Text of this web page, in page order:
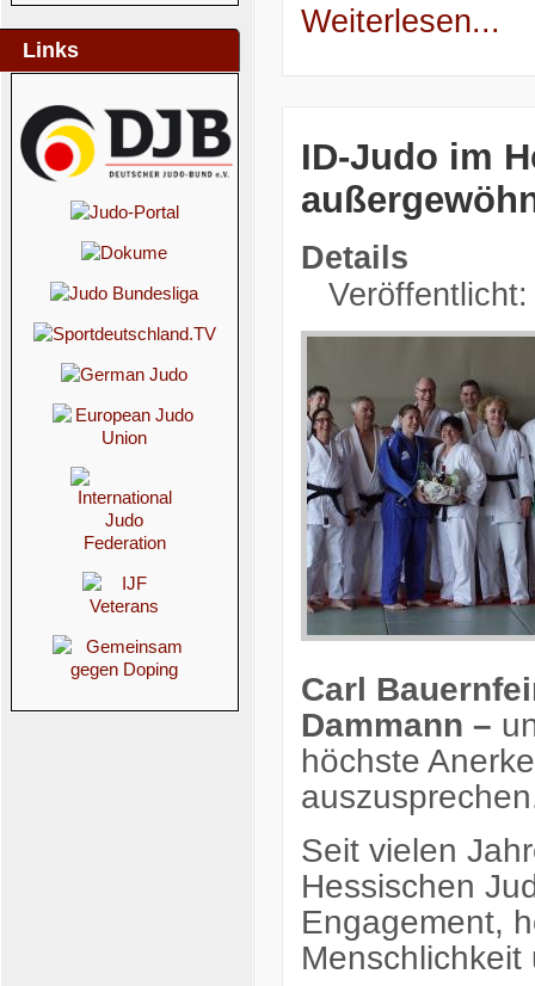
Links
Weiterlesen...
ID-Judo im
Details
Carl
Dammann –
höchste
Seit vielen
Hessischen
Engagement,